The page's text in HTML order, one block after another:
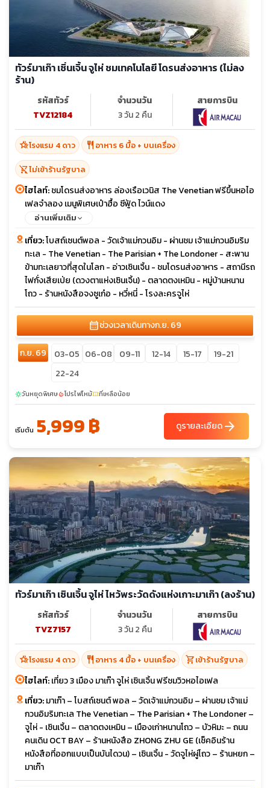
ทัวร์มาเก๊า เซิ่นเจิ้น จูไห่ ชมเทคโนโลยี โดรนส่งอาหาร (ไม่ลง
ร้าน)
รหัสทัวร์
TVZ12184
จำนวนวัน
3 วัน 2 คืน
สายการบิน
hotel_classโรงแรม 4 ดาว restaurant อาหาร 6 มื้อ + บนเครื่อง
shopping_cart_offไม่เข้าร้านรัฐบาล
ไฮไลท์:ชมโดรนส่งอาหาร ล่องเรือเวนิส The Venetian ฟรีขึ้นหอไอ
เฟลจำลอง เมนูพิเศษเป๋าฮื้อ ซีฟู้ด ไวน์แดง
อ่านเพิ่มเติม
เที่ยว:โบสถ์เซนต์พอล - วัดเจ้าแม่กวนอิม - ผ่านชม เจ้าแม่กวนอิมริม
ทะเล - The Venetian - The Parisian + The Londoner - สะพาน
ข้ามทะเลยาวที่สุดในโลก - อ่าวเซินเจิ้น - ชมโดรนส่งอาหาร - สถานีรถ
ไฟกั่งเสียเป่ย (ดวงตาแห่งเซินเจิ้น) - ตลาดตงเหมิน - หมู่บ้านหนาน
โถว - ร้านหนังสือจงซูเก๋อ - หวี่หนี่ - โรงละครจูไห่
calendar_monthช่วงเวลาเดินทางก.ย. 69
ก.ย. 69 03-05 06-08 09-11 12-14 15-17
19-21
22-24
sunnyวันหยุดพิเศษlocal_fire_departmentโปรไฟไหม้confirmation_numberที่เหลือน้อย
เริ่มต้น 5,999 ฿ ดูรายละเอียดarrow_forward
ทัวร์มาเก๊า เซินเจิ้น จูไห่ ไหว้พระวัดดังแห่งเกาะมาเก๊า (ลงร้าน)
รหัสทัวร์
TVZ7157
จำนวนวัน
3 วัน 2 คืน
สายการบิน
hotel_classโรงแรม 4 ดาว restaurant อาหาร 4 มื้อ + บนเครื่อง shopping_cartเข้าร้านรัฐบาล
ไฮไลท์:เที่ยว 3 เมือง มาเก๊า จูไห่ เซินเจิ้น ฟรีชมวิวหอไอเฟล
เที่ยว:มาเก๊า – โบสถ์เซนต์ พอล – วัดเจ้าแม่กวนอิม – ผ่านชม เจ้าแม่
กวนอิมริมทะเล The Venetian – The Parisian + The Londoner –
จูไห่ - เซินเจิ้น – ตลาดตงเหมิน – เมืองเก่าหนานโถว – บัวหิมะ – ถนน
คนเดิน OCT BAY – ร้านหนังสือ ZHONG ZHU GE (เช็คอินร้าน
หนังสือที่ออกแบบเป็นบันไดวน) – เซินเจิ้น - วัดจูไห่ผู่โถว – ร้านหยก –
มาเก๊า